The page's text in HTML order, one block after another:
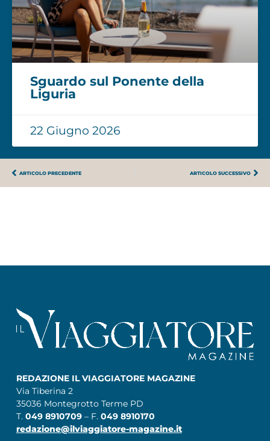
Sguardo sul Ponente della
Liguria
22 Giugno 2026
ARTICOLO PRECEDENTE ARTICOLO SUCCESSIVO
REDAZIONE IL VIAGGIATORE MAGAZINE
Via Tiberina 2
35036 Montegrotto Terme PD
T. 049 8910709 – F. 049 8910170
redazione@ilviaggiatore-magazine.it